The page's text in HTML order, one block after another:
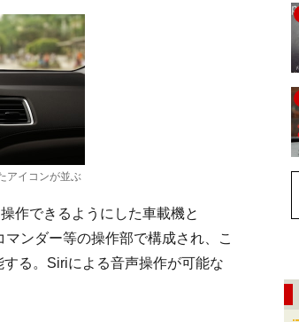
アイコンが並ぶ
作できるようにした車載機と
ンダー等の操作部で構成され、こ
る。Siriによる音声操作が可能な